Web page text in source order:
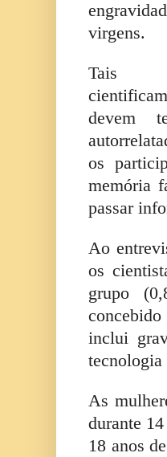
virgens.
Tais
devem
os
memória
passar
Ao
os
grupo
inclui
tecnologia
As
durante
18 anos